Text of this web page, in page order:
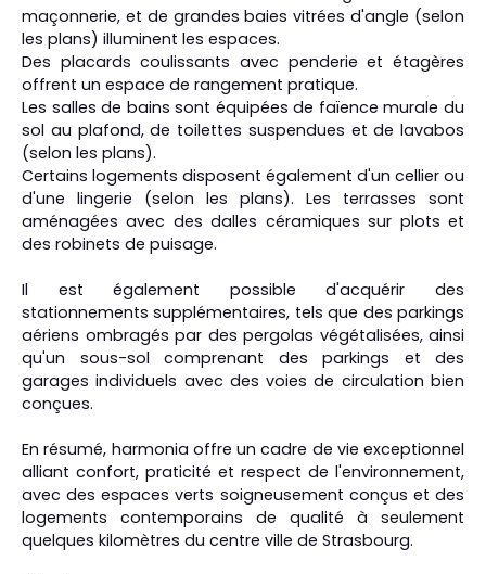
maçonnerie, et de grandes baies vitrées d'angle (selon
les plans) illuminent les espaces.
Des placards coulissants avec penderie et étagères
offrent un espace de rangement pratique.
Les salles de bains sont équipées de faïence murale du
sol au plafond, de toilettes suspendues et de lavabos
(selon les plans).
Certains logements disposent également d'un cellier ou
d'une lingerie (selon les plans). Les terrasses sont
aménagées avec des dalles céramiques sur plots et
des robinets de puisage.
Il est également possible d'acquérir des
stationnements supplémentaires, tels que des parkings
aériens ombragés par des pergolas végétalisées, ainsi
qu'un sous-sol comprenant des parkings et des
garages individuels avec des voies de circulation bien
conçues.
En résumé, harmonia offre un cadre de vie exceptionnel
alliant confort, praticité et respect de l'environnement,
avec des espaces verts soigneusement conçus et des
logements contemporains de qualité à seulement
quelques kilomètres du centre ville de Strasbourg.